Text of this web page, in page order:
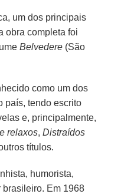
um dos principais
obra completa foi
Belvedere (São
como um dos
país, tendo escrito
e, principalmente,
relaxos,Distraídos
títulos.
humorista,
brasileiro. Em 1968